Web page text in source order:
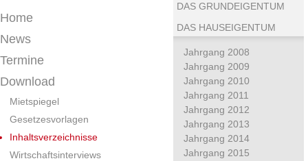
Home
News
Termine
Download
Mietspiegel
Gesetzesvorlagen
Inhaltsverzeichnisse
Wirtschaftsinterviews
DAS GRUNDEIGENTUM
DAS HAUSEIGENTUM
Jahrgang 2008
Jahrgang 2009
Jahrgang 2010
Jahrgang 2011
Jahrgang 2012
Jahrgang 2013
Jahrgang 2014
Jahrgang 2015